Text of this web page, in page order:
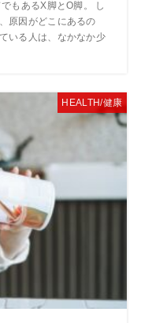
もあるX脚とO脚。 し
原因がどこにあるの
いる人は、なかなか少
HEALTH/健康